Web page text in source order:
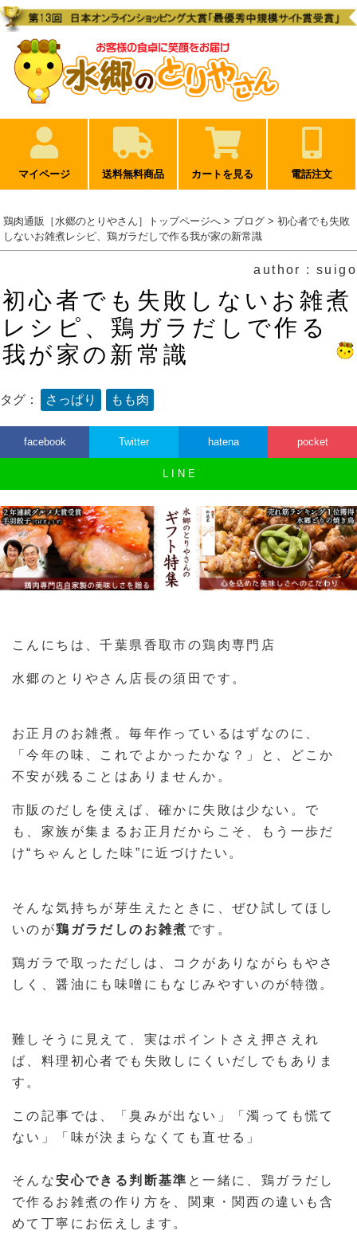
マイページ 送料無料商品 カートを見る 電話注文
鶏肉通販［水郷のとりやさん］トップページへ > ブログ > 初心者でも失敗
しないお雑煮レシピ、鶏ガラだしで作る我が家の新常識
author : suigo
初心者でも失敗しないお雑煮
レシピ、鶏ガラだしで作る
我が家の新常識
タグ： さっぱり もも肉
facebook Twitter hatena pocket
L I N E
こんにちは、千葉県香取市の鶏肉専門店
水郷のとりやさん店長の須田です。
お正月のお雑煮。毎年作っているはずなのに、
「今年の味、これでよかったかな？」と、どこか
不安が残ることはありませんか。
市販のだしを使えば、確かに失敗は少ない。で
も、家族が集まるお正月だからこそ、もう一歩だ
け“ちゃんとした味”に近づけたい。
そんな気持ちが芽生えたときに、ぜひ試してほし
いのが鶏ガラだしのお雑煮 です。
鶏ガラで取っただしは、コクがありながらもやさ
しく、醤油にも味噌にもなじみやすいのが特徴。
難しそうに見えて、実はポイントさえ押さえれ
ば、料理初心者でも失敗しにくいだしでもありま
す。
この記事では、「臭みが出ない」「濁っても慌て
ない」「味が決まらなくても直せる」
そんな安心できる判断基準 と一緒に、鶏ガラだし
で作るお雑煮の作り方を、関東・関西の違いも含
めて丁寧にお伝えします。